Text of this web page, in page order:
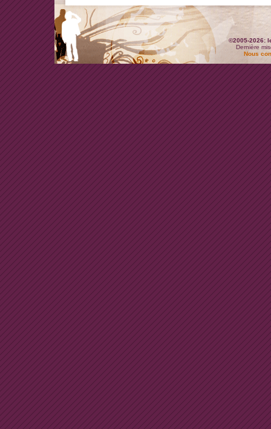
©2005-2026:
Dernière
Nous